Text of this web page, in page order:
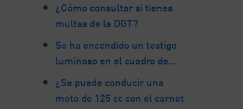
¿Cómo consultar si tienes
multas de la DGT?
Se ha encendido un testigo
luminoso en el cuadro de…
¿Se puede conducir una
moto de 125 cc con el carnet